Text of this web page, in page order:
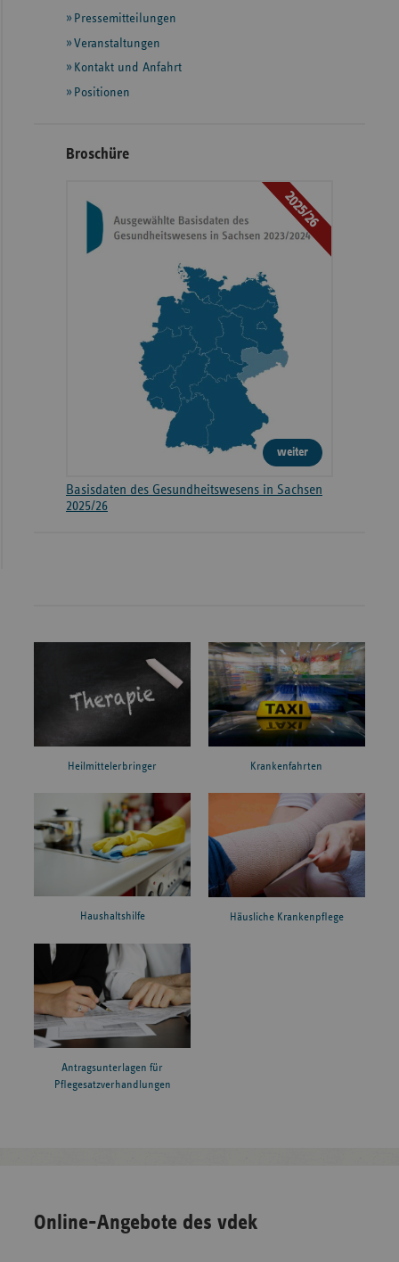
weiteren
Informationen
Pressemitteilungen
Veranstaltungen
Kontakt und Anfahrt
Positionen
Broschüre
2025/26
weiter
Basisdaten des Gesundheitswesens in Sachsen
2025/26
Heilmittelerbringer Krankenfahrten
Haushaltshilfe Häusliche Krankenpflege
Antragsunterlagen für
Pflegesatzverhandlungen
Online-Angebote des vdek